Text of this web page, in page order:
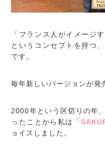
「フランス人がイメージ
というコンセプトを持つ、
です。
毎年新しいバージョンが発
2000年という区切りの年
ったことから私は
「
ョイスしました。